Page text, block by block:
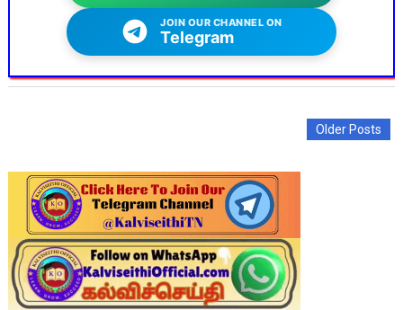
JOIN OUR CHANNEL ON
Telegram
Older Posts